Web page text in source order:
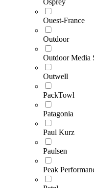
Osprey
Ouest-France
Outdoor
Outdoor Media
Outwell
PackTowl
Patagonia
Paul Kurz
Paulsen
Peak